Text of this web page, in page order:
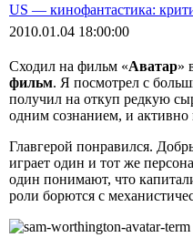
US — кинофантастика:
2010.01.04 18:00:00
Сходил на фильм «Аватар»
фильм. Я посмотрел с
получил на откуп редкую
одним сознанием, и
Главгерой понравился.
играет один и тот же
один понимают, что
роли борются с